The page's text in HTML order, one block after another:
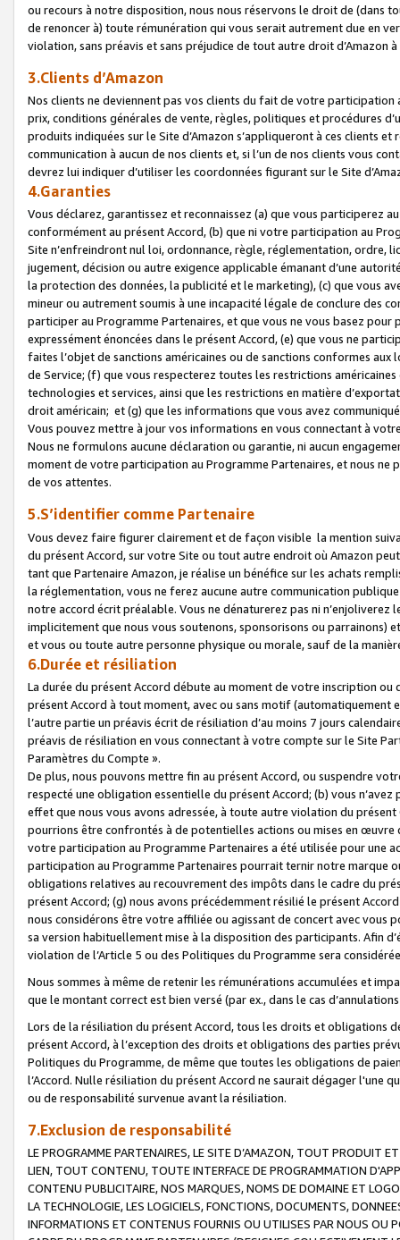
ou recours à notre disposition, nous nous réservons le droit de (dans
de renoncer à) toute rémunération qui vous serait autrement due en
violation, sans préavis et sans préjudice de tout autre droit
3.Clients d’Amazon
Nos clients ne deviennent pas vos clients du fait de votre
prix, conditions générales de vente, règles, politiques et procédures
produits indiquées sur le Site d’Amazon s’appliqueront à ces clients
communication à aucun de nos clients et, si l’un de nos clients vous
devrez lui indiquer d’utiliser les coordonnées figurant sur le Site
4.Garanties
Vous déclarez, garantissez et reconnaissez (a) que vous participerez
conformément au présent Accord, (b) que ni votre participation au
Site n’enfreindront nul loi, ordonnance, règle, réglementation, ordre,
jugement, décision ou autre exigence applicable émanant d’une
la protection des données, la publicité et le marketing), (c) que vous
mineur ou autrement soumis à une incapacité légale de conclure des
participer au Programme Partenaires, et que vous ne vous basez
expressément énoncées dans le présent Accord, (e) que vous ne
faites l’objet de sanctions américaines ou de sanctions conformes
de Service; (f) que vous respecterez toutes les restrictions
technologies et services, ainsi que les restrictions en matière
droit américain; et (g) que les informations que vous avez
Vous pouvez mettre à jour vos informations en vous connectant à
Nous ne formulons aucune déclaration ou garantie, ni aucun
moment de votre participation au Programme Partenaires, et nous
de vos attentes.
5.S’identifier comme Partenaire
Vous devez faire figurer clairement et de façon visible la mention
du présent Accord, sur votre Site ou tout autre endroit où Amazon
tant que Partenaire Amazon, je réalise un bénéfice sur les achats
la réglementation, vous ne ferez aucune autre communication
notre accord écrit préalable. Vous ne dénaturerez pas ni
implicitement que nous vous soutenons, sponsorisons ou parrainons)
et vous ou toute autre personne physique ou morale, sauf de la
6.Durée et résiliation
La durée du présent Accord débute au moment de votre inscription
présent Accord à tout moment, avec ou sans motif (automatiquement
l’autre partie un préavis écrit de résiliation d’au moins 7 jours
préavis de résiliation en vous connectant à votre compte sur le Site
Paramètres du Compte ».
De plus, nous pouvons mettre fin au présent Accord, ou suspendre
respecté une obligation essentielle du présent Accord; (b) vous
effet que nous vous avons adressée, à toute autre violation du
pourrions être confrontés à de potentielles actions ou mises en
votre participation au Programme Partenaires a été utilisée pour une
participation au Programme Partenaires pourrait ternir notre marque
obligations relatives au recouvrement des impôts dans le cadre du
présent Accord; (g) nous avons précédemment résilié le présent
nous considérons être votre affiliée ou agissant de concert avec vous
sa version habituellement mise à la disposition des participants. Afin
violation de l’Article 5 ou des Politiques du Programme sera
Nous sommes à même de retenir les rémunérations accumulées et
que le montant correct est bien versé (par ex., dans le cas
Lors de la résiliation du présent Accord, tous les droits et obligations
présent Accord, à l’exception des droits et obligations des parties
Politiques du Programme, de même que toutes les obligations de
l’Accord. Nulle résiliation du présent Accord ne saurait dégager l'une
ou de responsabilité survenue avant la résiliation.
7.Exclusion de responsabilité
LE PROGRAMME PARTENAIRES, LE SITE D’AMAZON, TOUT PRODUIT
LIEN, TOUT CONTENU, TOUTE INTERFACE DE PROGRAMMATION
CONTENU PUBLICITAIRE, NOS MARQUES, NOMS DE DOMAINE ET
LA TECHNOLOGIE, LES LOGICIELS, FONCTIONS, DOCUMENTS,
INFORMATIONS ET CONTENUS FOURNIS OU UTILISES PAR NOUS OU